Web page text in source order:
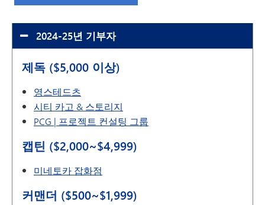
2024-25년 기부자
제독 ($5,000 이상)
영스테드츠
시티 카고 & 스토리지
PCG | 프로젝트 컨설팅 그룹
캡틴 ($2,000~$4,999)
미네토카 잡화점
커맨더 ($500~$1,999)